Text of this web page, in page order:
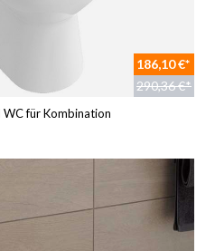
186,10 €*
290,36 €*
für Kombination